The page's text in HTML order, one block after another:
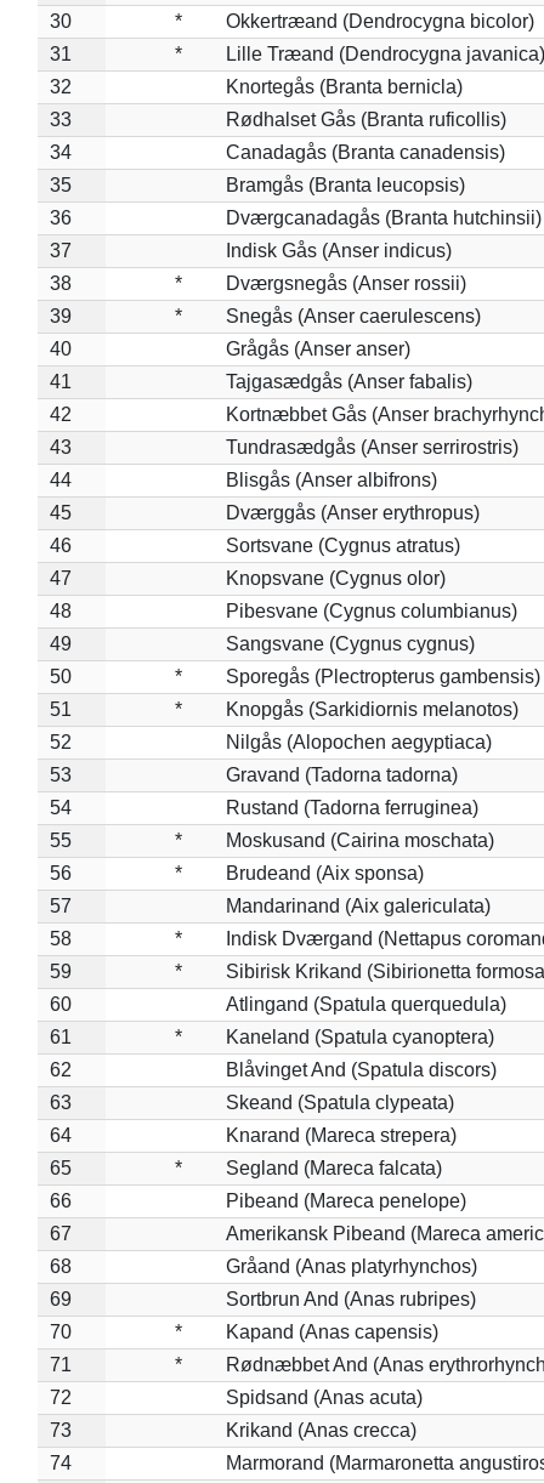
30
*
Okkertræand (Dendrocygna bicolor)
31
*
Lille Træand (Dendrocygna javanica)
32
Knortegås (Branta bernicla)
33
Rødhalset Gås (Branta ruficollis)
34
Canadagås (Branta canadensis)
35
Bramgås (Branta leucopsis)
36
Dværgcanadagås (Branta hutchinsii)
37
Indisk Gås (Anser indicus)
38
*
Dværgsnegås (Anser rossii)
39
*
Snegås (Anser caerulescens)
40
Grågås (Anser anser)
41
Tajgasædgås (Anser fabalis)
42
Kortnæbbet Gås (Anser
43
Tundrasædgås (Anser serrirostris)
44
Blisgås (Anser albifrons)
45
Dværggås (Anser erythropus)
46
Sortsvane (Cygnus atratus)
47
Knopsvane (Cygnus olor)
48
Pibesvane (Cygnus columbianus)
49
Sangsvane (Cygnus cygnus)
50
*
Sporegås (Plectropterus gambensis)
51
*
Knopgås (Sarkidiornis melanotos)
52
Nilgås (Alopochen aegyptiaca)
53
Gravand (Tadorna tadorna)
54
Rustand (Tadorna ferruginea)
55
*
Moskusand (Cairina moschata)
56
*
Brudeand (Aix sponsa)
57
Mandarinand (Aix galericulata)
58
*
Indisk Dværgand (Nettapus
59
*
Sibirisk Krikand (Sibirionetta
60
Atlingand (Spatula querquedula)
61
*
Kaneland (Spatula cyanoptera)
62
Blåvinget And (Spatula discors)
63
Skeand (Spatula clypeata)
64
Knarand (Mareca strepera)
65
*
Segland (Mareca falcata)
66
Pibeand (Mareca penelope)
67
Amerikansk Pibeand (Mareca
68
Gråand (Anas platyrhynchos)
69
Sortbrun And (Anas rubripes)
70
*
Kapand (Anas capensis)
71
*
Rødnæbbet And (Anas
72
Spidsand (Anas acuta)
73
Krikand (Anas crecca)
74
Marmorand (Marmaronetta